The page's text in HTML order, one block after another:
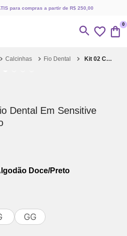
para compras a partir de R$ 250,00
0
Calcinhas Fio Dental Kit 02 Calcinhas Fio Dental Em Sensitive Estampa Leopardo
Dental Em Sensitive
Doce/Preto
GG